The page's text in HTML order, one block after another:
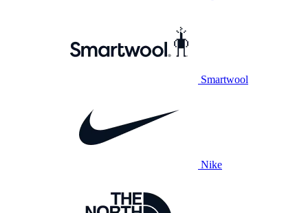
Smartwool
Nike